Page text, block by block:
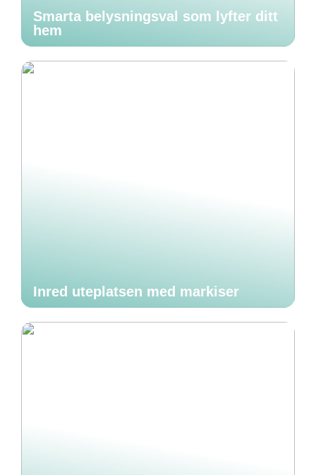
Smarta belysningsval som lyfter ditt
hem
Inred uteplatsen med markiser